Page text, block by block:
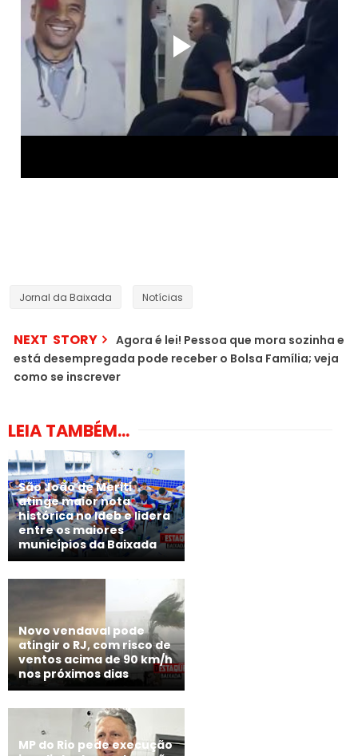
Jornal da Baixada Notícias
NEXT STORY
Agora é lei! Pessoa que mora sozinha e
está desempregada pode receber o Bolsa Família; veja
como se inscrever
LEIA TAMBÉM...
São João de Meriti
atinge maior nota
histórica no Ideb e lidera
entre os maiores
municípios da Baixada
Novo vendaval pode
atingir o RJ, com risco de
ventos acima de 90 km/h
nos próximos dias
MP do Rio pede execução